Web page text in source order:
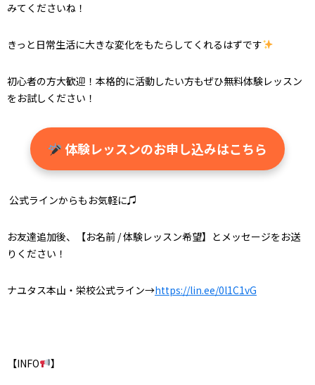
みてくださいね！
きっと日常生活に大きな変化をもたらしてくれるはずです
初心者の方大歓迎！本格的に活動したい方もぜひ無料体験レッスン
をお試しください！
体験レッスンのお申し込みはこちら
公式ラインからもお気軽に♫
お友達追加後、【お名前 / 体験レッスン希望】とメッセージをお送
りください！
ナユタス本山・栄校公式ライン→https://lin.ee/0l1C1vG
【INFO 】